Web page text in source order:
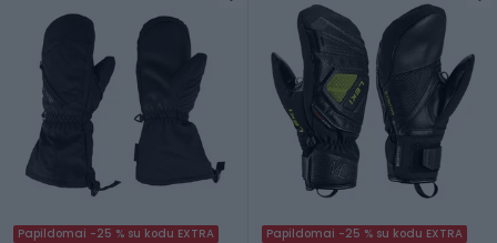
Papildomai -25 % su kodu EXTRA Papildomai -25 % su kodu EXTRA